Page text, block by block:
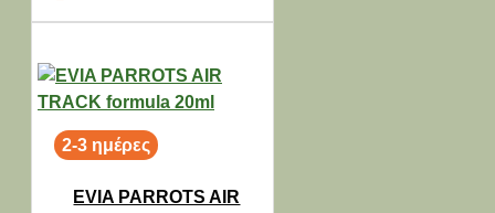
2-3 ημέρες
EVIA PARROTS AIR